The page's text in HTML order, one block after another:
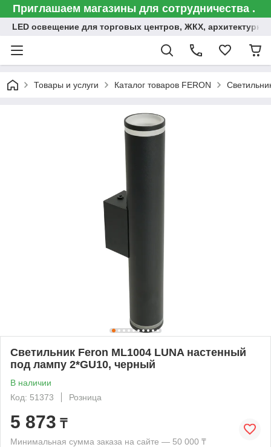
Приглашаем магазины для сотрудничества .
LED освещение для торговых центров, ЖКХ,
Товары и услуги Каталог товаров FERON
Светильник Feron ML1004 LUNA настенный
под лампу 2*GU10, черный
В наличии
Код: 51373
Розница
5 873 ₸
Минимальная сумма заказа на сайте — 50 000 ₸